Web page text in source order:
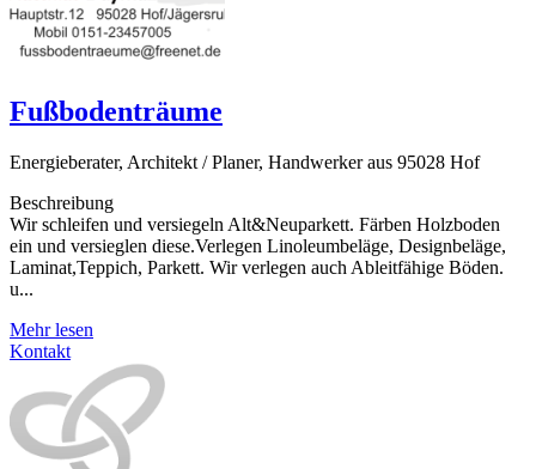
Fußbodenträume
Energieberater, Architekt / Planer, Handwerker aus 95028 Hof
Beschreibung
Wir schleifen und versiegeln Alt&Neuparkett. Färben Holzboden
ein und versieglen diese.Verlegen Linoleumbeläge, Designbeläge,
Laminat,Teppich, Parkett. Wir verlegen auch Ableitfähige Böden.
u...
Mehr lesen
Kontakt